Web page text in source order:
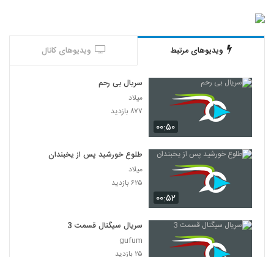
ویدیوهای مرتبط ویدیوهای کانال
۰۰:۵۰
سریال بی رحم
میلاد
۸۷۷ بازدید
۰۰:۵۲
طلوع خورشید پس از یخبندان
میلاد
۶۲۵ بازدید
سریال سیگنال قسمت 3
gufum
۲۵ بازدید